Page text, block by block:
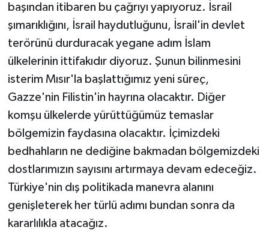
başından itibaren bu çağrıyı yapıyoruz. İsrail
şımarıklığını, İsrail haydutluğunu, İsrail'in devlet
terörünü durduracak yegane adım İslam
ülkelerinin ittifakıdır diyoruz. Şunun bilinmesini
isterim Mısır'la başlattığımız yeni süreç,
Gazze'nin Filistin'in hayrına olacaktır. Diğer
komşu ülkelerde yürüttüğümüz temaslar
bölgemizin faydasına olacaktır. İçimizdeki
bedhahların ne dediğine bakmadan bölgemizdeki
dostlarımızın sayısını artırmaya devam edeceğiz.
Türkiye'nin dış politikada manevra alanını
genişleterek her türlü adımı bundan sonra da
kararlılıkla atacağız.